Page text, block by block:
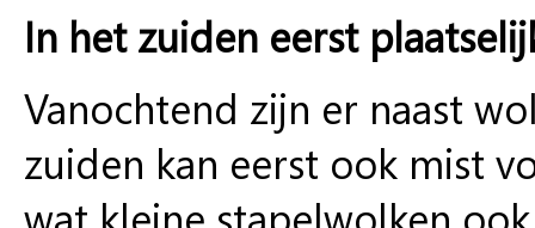
In het zuiden eerst
Vanochtend zijn er naast
zuiden kan eerst ook mist